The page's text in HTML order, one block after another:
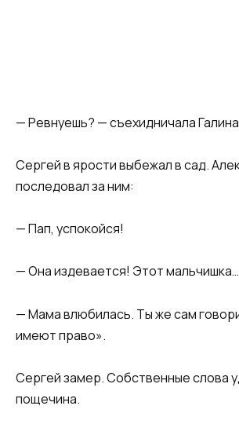
​— Ревнуешь? — съехидничала
​Сергей в ярости выбежал в сад.
последовал за ним:​
​— Пап, успокойся!​
​— Она издевается! Этот мальчишка…​
​— Мама влюбилась. Ты же сам
имеют право».​
​Сергей замер. Собственные слова
пощечина.​